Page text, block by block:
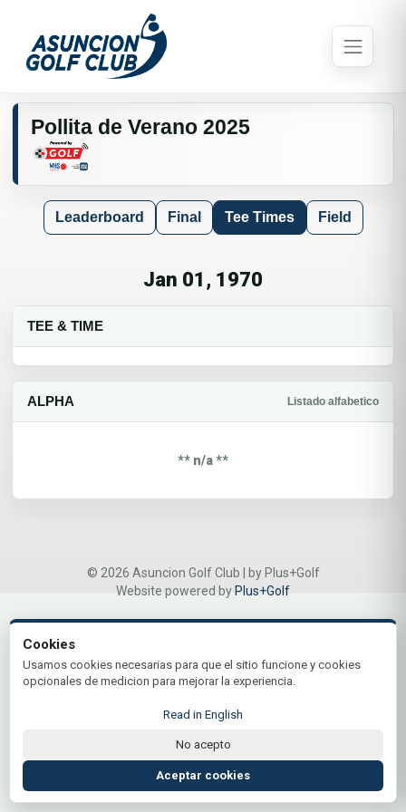
Pollita de Verano 2025
Leaderboard Final Tee Times Field
Jan 01, 1970
TEE & TIME
ALPHA Listado alfabetico
** n/a **
© 2026 Asuncion Golf Club | by Plus+Golf
Website powered by Plus+Golf
Cookies
Usamos cookies necesarias para que el sitio funcione y cookies
opcionales de medicion para mejorar la experiencia.
Read in English
No acepto
Aceptar cookies